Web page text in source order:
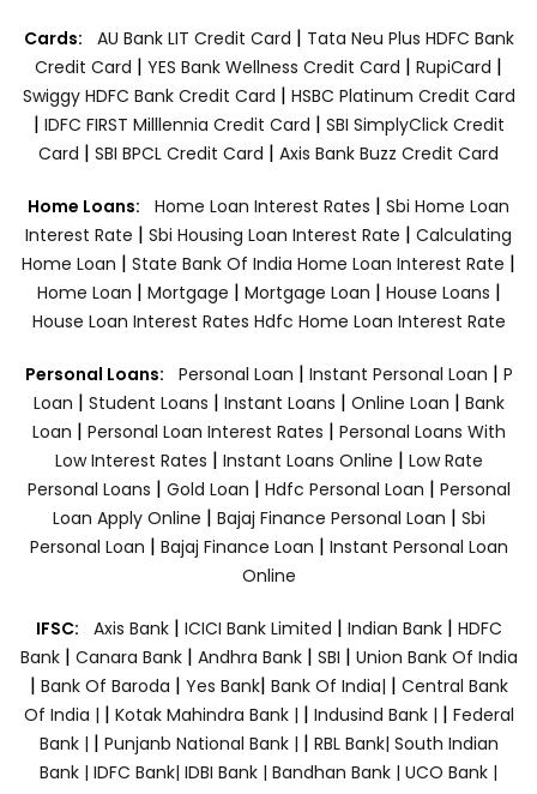
Cards: AU Bank LIT Credit Card | Tata Neu Plus HDFC Bank
Credit Card | YES Bank Wellness Credit Card | RupiCard |
Swiggy HDFC Bank Credit Card | HSBC Platinum Credit Card
| IDFC FIRST Milllennia Credit Card | SBI SimplyClick Credit
Card | SBI BPCL Credit Card | Axis Bank Buzz Credit Card
Home Loans: Home Loan Interest Rates | Sbi Home Loan
Interest Rate | Sbi Housing Loan Interest Rate | Calculating
Home Loan | State Bank Of India Home Loan Interest Rate |
Home Loan | Mortgage | Mortgage Loan | House Loans |
House Loan Interest Rates Hdfc Home Loan Interest Rate
Personal Loans: Personal Loan | Instant Personal Loan | P
Loan | Student Loans | Instant Loans | Online Loan | Bank
Loan | Personal Loan Interest Rates | Personal Loans With
Low Interest Rates | Instant Loans Online | Low Rate
Personal Loans | Gold Loan | Hdfc Personal Loan | Personal
Loan Apply Online | Bajaj Finance Personal Loan | Sbi
Personal Loan | Bajaj Finance Loan | Instant Personal Loan
Online
IFSC: Axis Bank | ICICI Bank Limited | Indian Bank | HDFC
Bank| Canara Bank | Andhra Bank| SBI | Union Bank Of India
| Bank Of Baroda | Yes Bank| Bank Of India| | Central Bank
Of India | | Kotak Mahindra Bank | | Indusind Bank | | Federal
Bank | | Punjanb National Bank | | RBL Bank| South Indian
Bank | IDFC Bank| IDBI Bank | Bandhan Bank | UCO Bank |